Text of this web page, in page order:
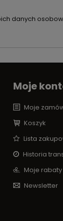
danych
Moje
Moje
Koszyk
Lista
Historia
Moje rabaty
Newsletter